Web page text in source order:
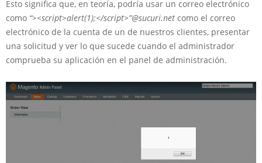
Esto significa que, en teoría, podría usar un correo electrónico
como “><script>alert(1);</script>”@sucuri.net como el correo
electrónico de la cuenta de un de nuestros clientes, presentar
una solicitud y ver lo que sucede cuando el administrador
comprueba su aplicación en el panel de administración.